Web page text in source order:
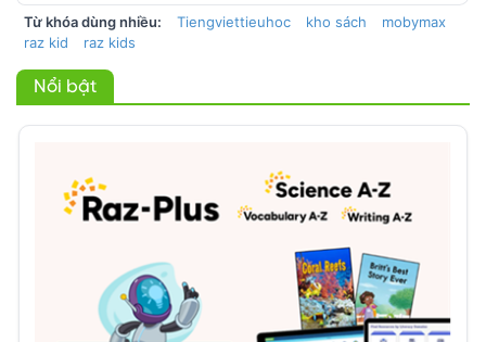
Từ khóa dùng nhiều: Tiengviettieuhoc kho sách
mobymax
raz kid
raz kids
Nổi bật